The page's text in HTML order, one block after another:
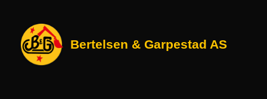
Bertelsen & Garpestad AS